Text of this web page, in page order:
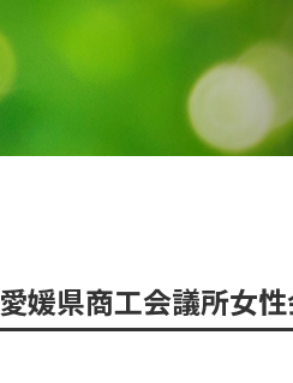
愛媛県商工会議所女